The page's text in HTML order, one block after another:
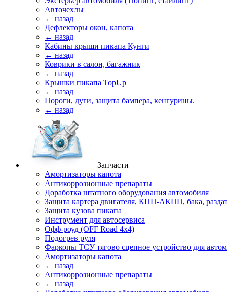
Авточехлы
← назад
Дефлекторы окон, капота
← назад
Кабины крыши пикапа Кунги
← назад
Коврики в салон, багажник
← назад
Крышки пикапа TopUp
← назад
Пороги, дуги, защита бампера, кенгурины.
← назад
Запчасти
Амортизаторы капота
Антикоррозионные препараты
Доработка штатного оборудования автомобиля
Защита картера двигателя, КПП-АКПП, бака,
Защита кузова пикапа
Инструмент для автосервиса
Офф-роуд (OFF Road 4x4)
Подогрев руля
Фаркопы ТСУ тягово сцепное устройство для
Амортизаторы капота
← назад
Антикоррозионные препараты
← назад